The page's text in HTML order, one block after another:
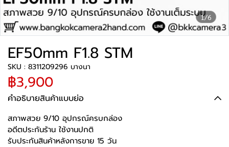
1/6
EF50mm F1.8 STM
SKU : 8311209296 บางนา
฿3,900
คำอธิบายสินค้าแบบย่อ
สภาพสวย 9/10 อุปกรณ์ครบกล่อง
อดีตประกันร้าน ใช้งานปกติ
รับประกันสินค้าหลังการขาย 15 วัน